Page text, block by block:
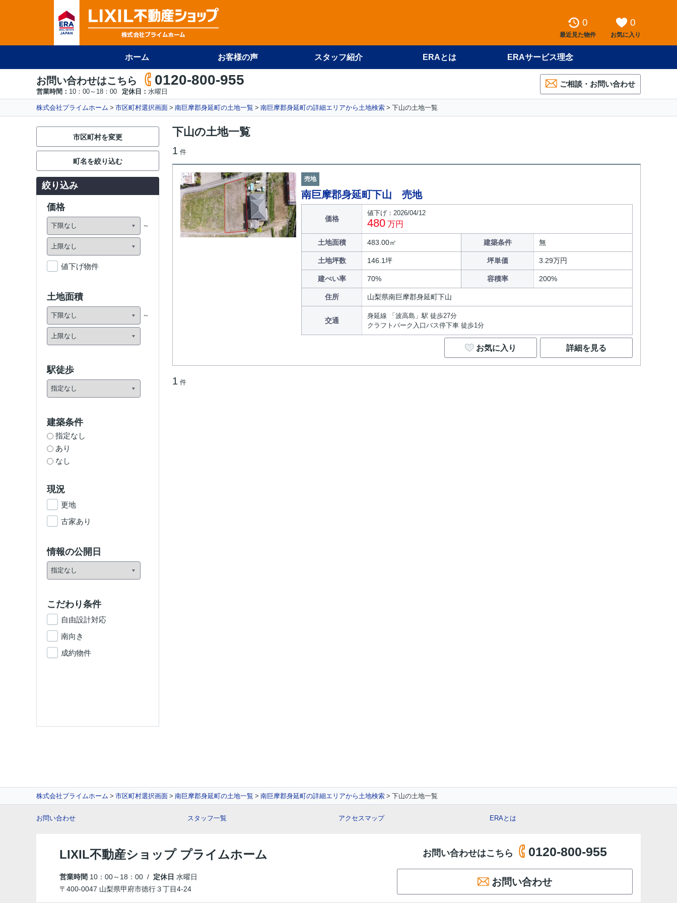
0
最近見た物件
0
お気に入り
ホーム お客様の声 スタッフ紹介 ERAとは ERAサービス理念
お問い合わせはこちら 0120-800-955
営業時間： 10：00～18：00 定休日： 水曜日
ご相談・お問い合わせ
株式会社プライムホーム 市区町村選択画面 南巨摩郡身延町の土地一覧 南巨摩郡身延町の詳細エリアから土地検索 下山の土地一覧
下山の土地一覧
1 件
売地
南巨摩郡身延町下山 売地
価格
値下げ：2026/04/12
480 万円
土地面積 483.00㎡ 建築条件 無
土地坪数 146.1坪 坪単価 3.29万円
建ぺい率 70% 容積率 200%
住所 山梨県南巨摩郡身延町下山
交通
身延線 「波高島」駅 徒歩27分
クラフトパーク入口バス停下車 徒歩1分
お気に入り 詳細を見る
1 件
市区町村を変更
町名を絞り込む
絞り込み
価格
値下げ物件
土地面積
駅徒歩
建築条件
指定なし
あり
なし
現況
更地
古家あり
情報の公開日
こだわり条件
自由設計対応
南向き
成約物件
株式会社プライムホーム 市区町村選択画面 南巨摩郡身延町の土地一覧 南巨摩郡身延町の詳細エリアから土地検索 下山の土地一覧
お問い合わせ スタッフ一覧 アクセスマップ ERAとは
LIXIL不動産ショップ プライムホーム
営業時間 10：00～18：00 / 定休日 水曜日
〒400-0047 山梨県甲府市徳行３丁目4-24
お問い合わせはこちら 0120-800-955
お問い合わせ